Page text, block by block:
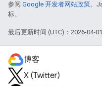
参阅 Google 开发者网站政策。
标。
最后更新时间 (UTC)：2026-04-01
博客
X (Twitter)